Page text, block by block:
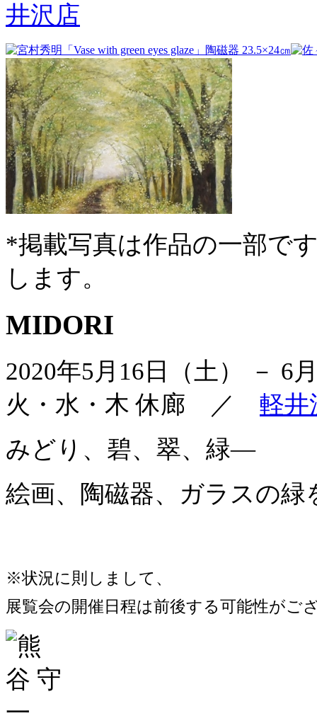
井沢店
*掲載写真は作品の一部で
します。
MIDORI
2020年5月16日（土） － 6
火・水・木 休廊 ／ 軽井
みどり、碧、翠、緑―
絵画、陶磁器、ガラスの
※状況に則しまして、
展覧会の開催日程は前後する可能性がご